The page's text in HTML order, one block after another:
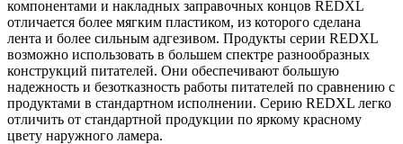
компонентами и накладных заправочных концов REDXL
отличается более мягким пластиком, из которого сделана
лента и более сильным адгезивом. Продукты серии REDXL
возможно использовать в большем спектре разнообразных
конструкций питателей. Они обеспечивают большую
надежность и безотказность работы питателей по сравнению с
продуктами в стандартном исполнении. Серию REDXL легко
отличить от стандартной продукции по яркому красному
цвету наружного ламера.